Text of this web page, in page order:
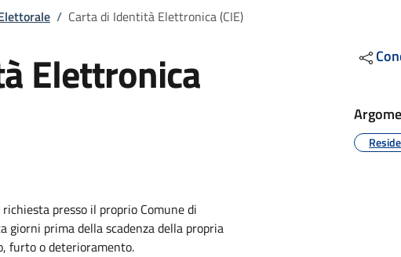
/ Carta di Identità Elettronica (CIE)
Elettronica
presso il proprio Comune di
prima della scadenza della propria
furto o deterioramento.